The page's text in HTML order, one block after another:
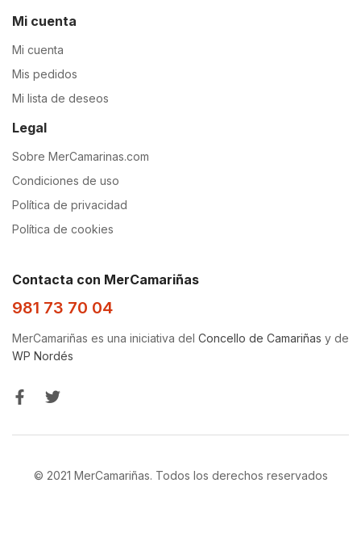
Mi cuenta
Mi cuenta
Mis pedidos
Mi lista de deseos
Legal
Sobre MerCamarinas.com
Condiciones de uso
Política de privacidad
Política de cookies
Contacta con MerCamariñas
981 73 70 04
MerCamariñas es una iniciativa del Concello de Camariñas y de
WP Nordés
© 2021 MerCamariñas. Todos los derechos reservados